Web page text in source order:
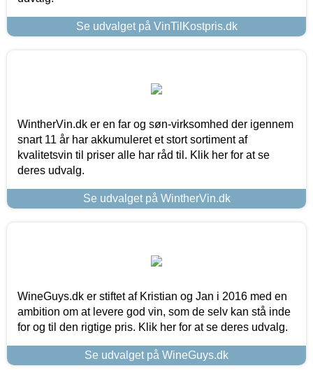
Se udvalget på VinTilKostpris.dk
WintherVin.dk er en far og søn-virksomhed der igennem
snart 11 år har akkumuleret et stort sortiment af
kvalitetsvin til priser alle har råd til. Klik her for at se
deres udvalg.
Se udvalget på WintherVin.dk
WineGuys.dk er stiftet af Kristian og Jan i 2016 med en
ambition om at levere god vin, som de selv kan stå inde
for og til den rigtige pris. Klik her for at se deres udvalg.
Se udvalget på WineGuys.dk